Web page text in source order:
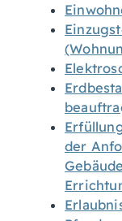
der